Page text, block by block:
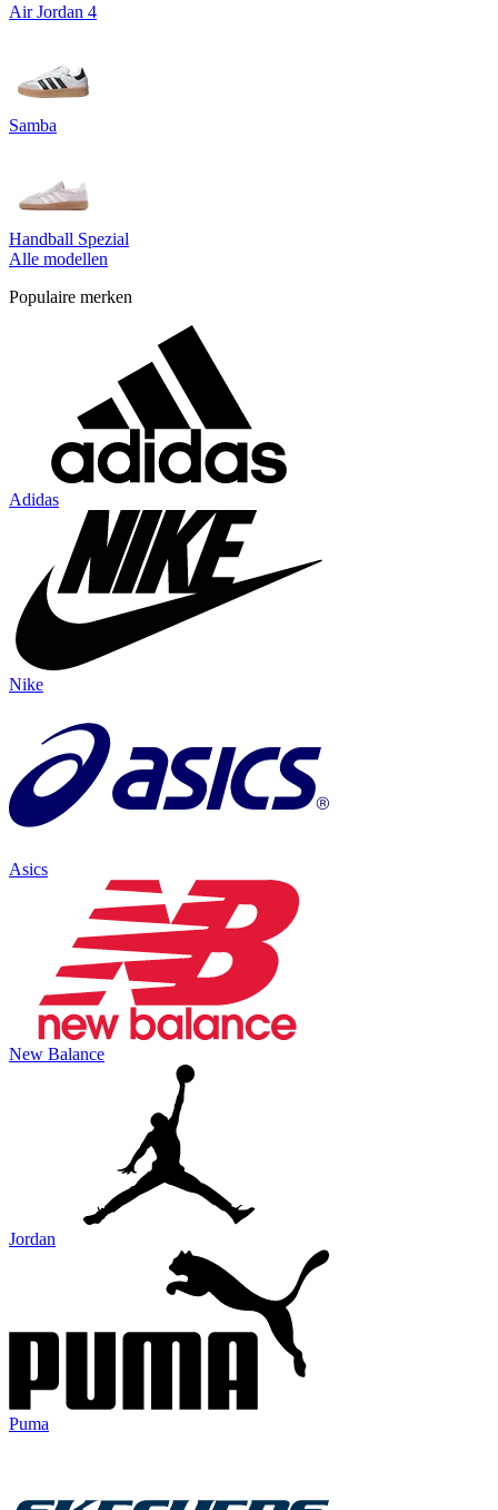
Air Jordan 4
Samba
Handball Spezial
Alle modellen
Populaire merken
Adidas
Nike
Asics
New Balance
Jordan
Puma